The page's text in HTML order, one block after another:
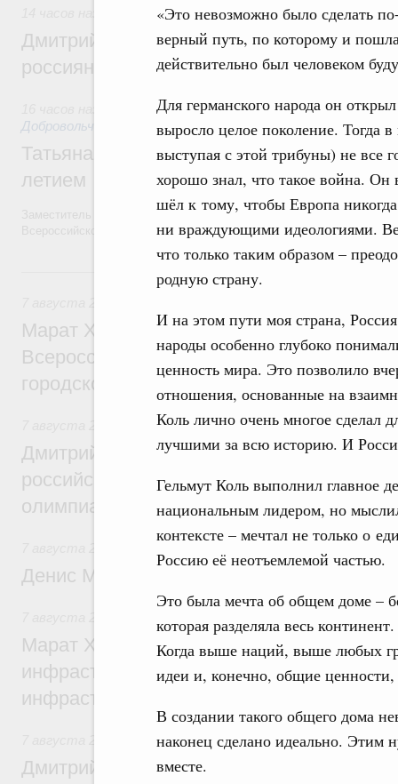
«Это невозможно было сделать
верный путь, по которому и
действительно был человеком
Для германского народа он
выросло целое поколение. Тогда
выступая с этой трибуны) не все
хорошо знал, что такое война. Он
шёл к тому, чтобы Европа
ни враждующими идеологиями.
что только таким образом –
родную страну.
И на этом пути моя страна,
народы особенно глубоко
ценность мира. Это позволило
отношения, основанные на
Коль лично очень многое сделал
лучшими за всю историю. И
Гельмут Коль выполнил главное
национальным лидером, но
контексте – мечтал не только о
Россию её неотъемлемой частью.
Это была мечта об общем доме –
которая разделяла весь
Когда выше наций, выше любых
идеи и, конечно, общие ценности,
В создании такого общего дома
наконец сделано идеально. Этим
вместе.
Спорт высших достижений и массовый
Дмитрий Чернышенко и Михаил
россиян с Днём физкультурника
Социальные инновации. Некоммерческие
Добровольчество и волонтёрство. Благотворительность
Татьяна Голикова поздравила
летием
Заместитель Председателя Правительства Татьяна Голикова
Всероссийского общественного движения «Волонтёры-медики» с
Марат Хуснуллин провёл заседание
Всероссийского конкурса лучших
городской среды
Отрасль информационных технологий
Дмитрий Чернышенко и Сергей Кравцов
российскую сборную с победой на
олимпиаде по искусственному
Общие вопросы промышленной политики
Денис Мантуров посетил Ярославскую
Марат Хуснуллин: 15 объектов
инфраструктуры построили и обновили
инфраструктурным кредитам
Развитие сельских территорий
Дмитрий Патрушев: Синхронизация